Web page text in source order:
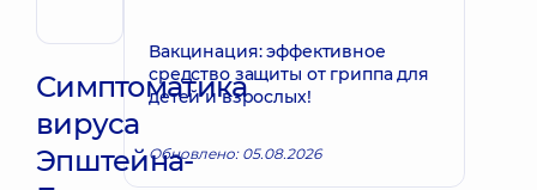
Симптоматика
вируса
Эпштейна-
Вакцинация: эффективное
средство защиты от гриппа для
детей и взрослых!
Обновлено: 05.08.2026